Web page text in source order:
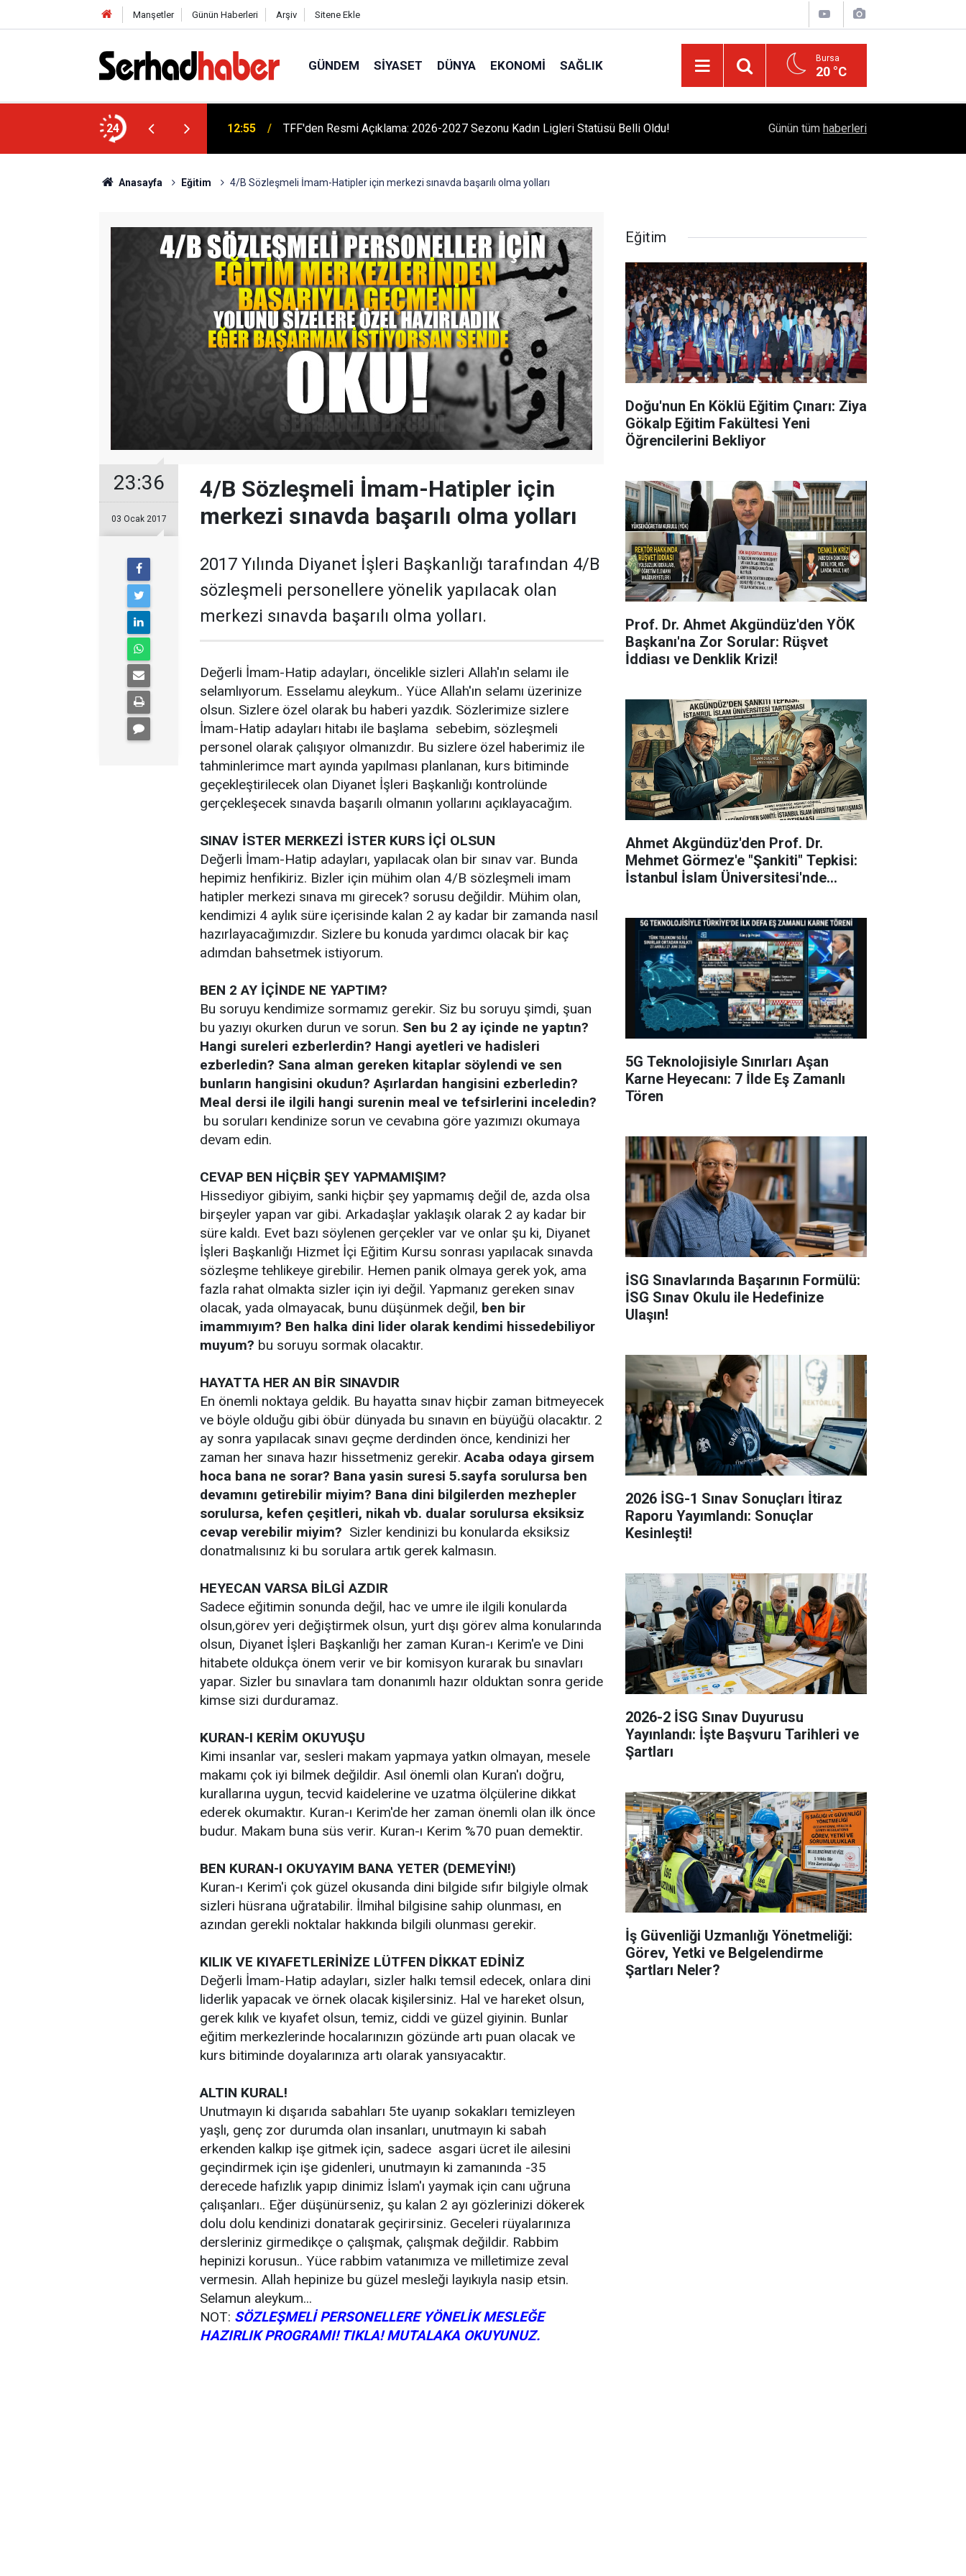
Manşetler Günün Haberleri Arşiv Sitene Ekle
GÜNDEM SIYASET DÜNYA EKONOMI SAĞLIK Bursa
20 °C
24
Aslan Genel Başkan Yardımcısı Oldu 12:55 TFF'den Resmi Açıklama: 2026-2027 Sezonu Kadın Ligleri Statüsü Belli Oldu!
Adalet Çağrısı
Günün tüm haberleri
Anasayfa Eğitim 4/B Sözleşmeli İmam-Hatipler için merkezi sınavda başarılı olma yolları
23:36
03 Ocak 2017
4/B Sözleşmeli İmam-Hatipler için
merkezi sınavda başarılı olma yolları
2017 Yılında Diyanet İşleri Başkanlığı tarafından 4/B
sözleşmeli personellere yönelik yapılacak olan
merkezi sınavda başarılı olma yolları.
Değerli İmam-Hatip adayları, öncelikle sizleri Allah'ın selamı ile
selamlıyorum. Esselamu aleykum.. Yüce Allah'ın selamı üzerinize
olsun. Sizlere özel olarak bu haberi yazdık. Sözlerimize sizlere
İmam-Hatip adayları hitabı ile başlama sebebim, sözleşmeli
personel olarak çalışıyor olmanızdır. Bu sizlere özel haberimiz ile
tahminlerimce mart ayında yapılması planlanan, kurs bitiminde
geçekleştirilecek olan Diyanet İşleri Başkanlığı kontrolünde
gerçekleşecek sınavda başarılı olmanın yollarını açıklayacağım.
SINAV İSTER MERKEZİ İSTER KURS İÇİ OLSUN
Değerli İmam-Hatip adayları, yapılacak olan bir sınav var. Bunda
hepimiz henfikiriz. Bizler için mühim olan 4/B sözleşmeli imam
hatipler merkezi sınava mı girecek? sorusu değildir. Mühim olan,
kendimizi 4 aylık süre içerisinde kalan 2 ay kadar bir zamanda nasıl
hazırlayacağımızdır. Sizlere bu konuda yardımcı olacak bir kaç
adımdan bahsetmek istiyorum.
BEN 2 AY İÇİNDE NE YAPTIM?
Bu soruyu kendimize sormamız gerekir. Siz bu soruyu şimdi, şuan
bu yazıyı okurken durun ve sorun. Sen bu 2 ay içinde ne yaptın?
Hangi sureleri ezberlerdin? Hangi ayetleri ve hadisleri
ezberledin? Sana alman gereken kitaplar söylendi ve sen
bunların hangisini okudun? Aşırlardan hangisini ezberledin?
Meal dersi ile ilgili hangi surenin meal ve tefsirlerini inceledin?
bu soruları kendinize sorun ve cevabına göre yazımızı okumaya
devam edin.
CEVAP BEN HİÇBİR ŞEY YAPMAMIŞIM?
Hissediyor gibiyim, sanki hiçbir şey yapmamış değil de, azda olsa
birşeyler yapan var gibi. Arkadaşlar yaklaşık olarak 2 ay kadar bir
süre kaldı. Evet bazı söylenen gerçekler var ve onlar şu ki, Diyanet
İşleri Başkanlığı Hizmet İçi Eğitim Kursu sonrası yapılacak sınavda
sözleşme tehlikeye girebilir. Hemen panik olmaya gerek yok, ama
fazla rahat olmakta sizler için iyi değil. Yapmanız gereken sınav
olacak, yada olmayacak, bunu düşünmek değil, ben bir
imammıyım? Ben halka dini lider olarak kendimi hissedebiliyor
muyum? bu soruyu sormak olacaktır.
HAYATTA HER AN BİR SINAVDIR
En önemli noktaya geldik. Bu hayatta sınav hiçbir zaman bitmeyecek
ve böyle olduğu gibi öbür dünyada bu sınavın en büyüğü olacaktır. 2
ay sonra yapılacak sınavı geçme derdinden önce, kendinizi her
zaman her sınava hazır hissetmeniz gerekir.Acaba odaya girsem
hoca bana ne sorar? Bana yasin suresi 5.sayfa sorulursa ben
devamını getirebilir miyim? Bana dini bilgilerden mezhepler
sorulursa, kefen çeşitleri, nikah vb. dualar sorulursa eksiksiz
cevap verebilir miyim? Sizler kendinizi bu konularda eksiksiz
donatmalısınız ki bu sorulara artık gerek kalmasın.
HEYECAN VARSA BİLGİ AZDIR
Sadece eğitimin sonunda değil, hac ve umre ile ilgili konularda
olsun,görev yeri değiştirmek olsun, yurt dışı görev alma konularında
olsun, Diyanet İşleri Başkanlığı her zaman Kuran-ı Kerim'e ve Dini
hitabete oldukça önem verir ve bir komisyon kurarak bu sınavları
yapar. Sizler bu sınavlara tam donanımlı hazır olduktan sonra geride
kimse sizi durduramaz.
KURAN-I KERİM OKUYUŞU
Kimi insanlar var, sesleri makam yapmaya yatkın olmayan, mesele
makamı çok iyi bilmek değildir. Asıl önemli olan Kuran'ı doğru,
kurallarına uygun, tecvid kaidelerine ve uzatma ölçülerine dikkat
ederek okumaktır. Kuran-ı Kerim'de her zaman önemli olan ilk önce
budur. Makam buna süs verir. Kuran-ı Kerim %70 puan demektir.
BEN KURAN-I OKUYAYIM BANA YETER (DEMEYİN!)
Kuran-ı Kerim'i çok güzel okusanda dini bilgide sıfır bilgiyle olmak
sizleri hüsrana uğratabilir. İlmihal bilgisine sahip olunması, en
azından gerekli noktalar hakkında bilgili olunması gerekir.
KILIK VE KIYAFETLERİNİZE LÜTFEN DİKKAT EDİNİZ
Değerli İmam-Hatip adayları, sizler halkı temsil edecek, onlara dini
liderlik yapacak ve örnek olacak kişilersiniz. Hal ve hareket olsun,
gerek kılık ve kıyafet olsun, temiz, ciddi ve güzel giyinin. Bunlar
eğitim merkezlerinde hocalarınızın gözünde artı puan olacak ve
kurs bitiminde doyalarınıza artı olarak yansıyacaktır.
ALTIN KURAL!
Unutmayın ki dışarıda sabahları 5te uyanıp sokakları temizleyen
yaşlı, genç zor durumda olan insanları, unutmayın ki sabah
erkenden kalkıp işe gitmek için, sadece asgari ücret ile ailesini
geçindirmek için işe gidenleri, unutmayın ki zamanında -35
derecede hafızlık yapıp dinimiz İslam'ı yaymak için canı uğruna
çalışanları.. Eğer düşünürseniz, şu kalan 2 ayı gözlerinizi dökerek
dolu dolu kendinizi donatarak geçirirsiniz. Geceleri rüyalarınıza
dersleriniz girmedikçe o çalışmak, çalışmak değildir. Rabbim
hepinizi korusun.. Yüce rabbim vatanımıza ve milletimize zeval
vermesin. Allah hepinize bu güzel mesleği layıkıyla nasip etsin.
Selamun aleykum...
NOT: SÖZLEŞMELİ PERSONELLERE YÖNELİK MESLEĞE
HAZIRLIK PROGRAMI! TIKLA! MUTALAKA OKUYUNUZ.
Eğitim
Doğu'nun En Köklü Eğitim Çınarı: Ziya
Gökalp Eğitim Fakültesi Yeni
Öğrencilerini Bekliyor
Prof. Dr. Ahmet Akgündüz'den YÖK
Başkanı'na Zor Sorular: Rüşvet
İddiası ve Denklik Krizi!
Ahmet Akgündüz'den Prof. Dr.
Mehmet Görmez'e "Şankiti" Tepkisi:
İstanbul İslam Üniversitesi'nde
5G Teknolojisiyle Sınırları Aşan
Karne Heyecanı: 7 İlde Eş Zamanlı
Tören
İSG Sınavlarında Başarının Formülü:
İSG Sınav Okulu ile Hedefinize
Ulaşın!
2026 İSG-1 Sınav Sonuçları İtiraz
Raporu Yayımlandı: Sonuçlar
Kesinleşti!
2026-2 İSG Sınav Duyurusu
Yayınlandı: İşte Başvuru Tarihleri ve
Şartları
İş Güvenliği Uzmanlığı Yönetmeliği:
Görev, Yetki ve Belgelendirme
Şartları Neler?